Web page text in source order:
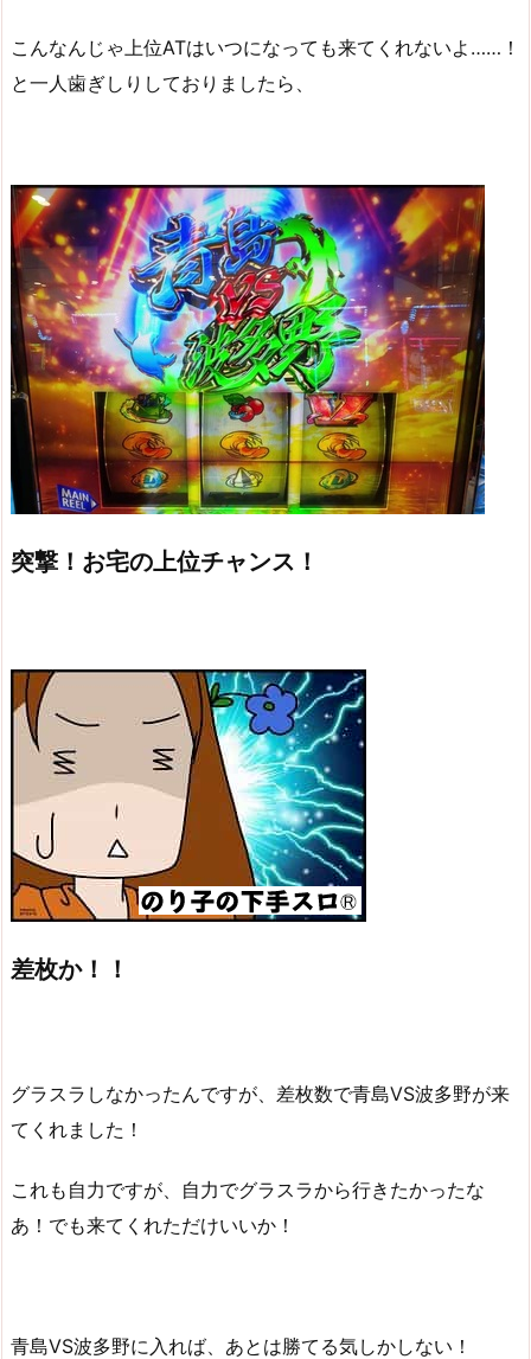
こんなんじゃ上位ATはいつになっても来てくれないよ……！
と一人歯ぎしりしておりましたら、
突撃！お宅の上位チャンス！
差枚か！！
グラスラしなかったんですが、差枚数で青島VS波多野が来
てくれました！
これも自力ですが、自力でグラスラから行きたかったな
あ！でも来てくれただけいいか！
青島VS波多野に入れば、あとは勝てる気しかしない！